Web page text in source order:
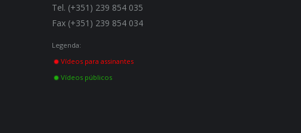
Tel. (+351) 239 854 035
Fax (+351) 239 854 034
Legenda:
Vídeos para assinantes
Vídeos públicos